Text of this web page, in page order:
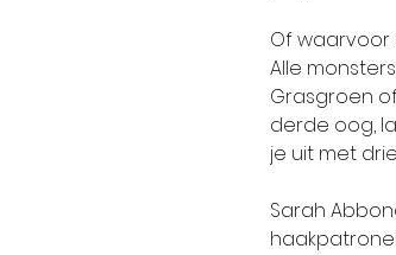
Of waarvoor
Alle
Grasgroen
derde oog,
je uit met
Sarah